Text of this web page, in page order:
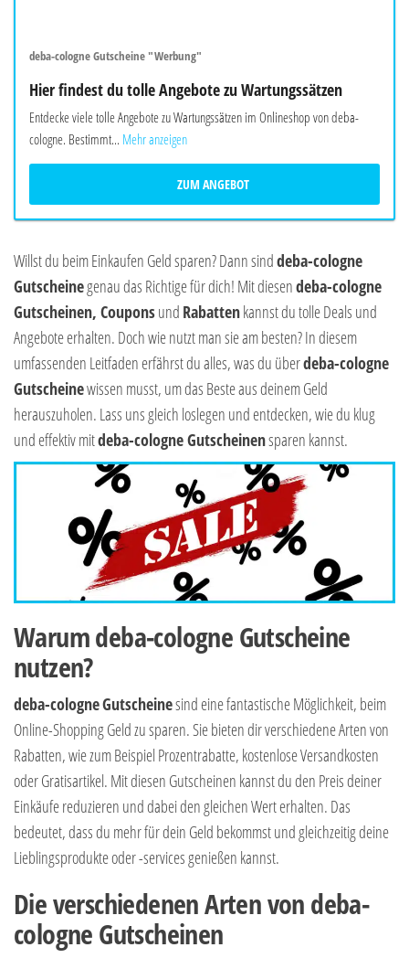
deba-cologne Gutscheine "Werbung"
Hier findest du tolle Angebote zu Wartungssätzen
Entdecke viele tolle Angebote zu Wartungssätzen im Onlineshop von deba-
cologne. Bestimmt... Mehr anzeigen
ZUM ANGEBOT
Willst du beim Einkaufen Geld sparen? Dann sinddeba-cologne
Gutscheinegenau das Richtige für dich! Mit diesendeba-cologne
Gutscheinen, Couponsund Rabattenkannst du tolle Deals und
Angebote erhalten. Doch wie nutzt man sie am besten? In diesem
umfassenden Leitfaden erfährst du alles, was du überdeba-cologne
Gutscheinewissen musst, um das Beste aus deinem Geld
herauszuholen. Lass uns gleich loslegen und entdecken, wie du klug
und effektiv mitdeba-cologne Gutscheinensparen kannst.
Warum deba-cologne Gutscheine
nutzen?
deba-cologneGutscheinesind eine fantastische Möglichkeit, beim
Online-Shopping Geld zu sparen. Sie bieten dir verschiedene Arten von
Rabatten, wie zum Beispiel Prozentrabatte, kostenlose Versandkosten
oder Gratisartikel. Mit diesen Gutscheinen kannst du den Preis deiner
Einkäufe reduzieren und dabei den gleichen Wert erhalten. Das
bedeutet, dass du mehr für dein Geld bekommst und gleichzeitig deine
Lieblingsprodukte oder -services genießen kannst.
Die verschiedenen Arten von deba-
cologne Gutscheinen